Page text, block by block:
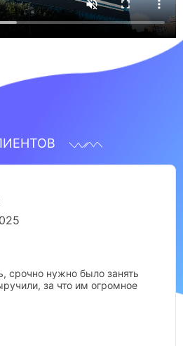
срочно нужно было занять
за что им огромное